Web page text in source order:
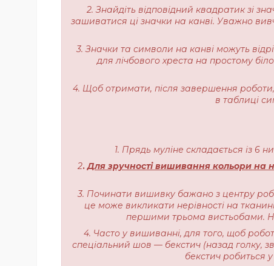
2. Знайдіть відповідний квадратик зі
зашиватися ці значки на канві. Уважно
3. Значки та символи на канві можуть
для лічбового хреста на простому
4. Щоб отримати, після завершення
в таблиці
1. Прядь муліне складається із 6
2.Для зручності вишивання кольори на
3. Починати вишивку бажано з центру
це може викликати нерівності на
першими трьома вистьобами.
4. Часто у вишиванні, для того, щоб
спеціальний шов — бекстич (назад голку,
бекстич робиться